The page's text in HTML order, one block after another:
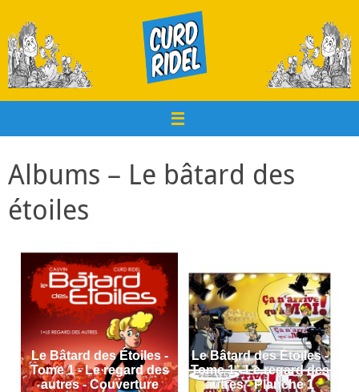
contenu
Albums – Le bâtard des
étoiles
Le Bâtard des Étoiles -
Tome 1 - Le regard des
autres - Couverture
Le Bâtard des Étoiles -
Tome 1 - Le regard des
autres - Planche 1